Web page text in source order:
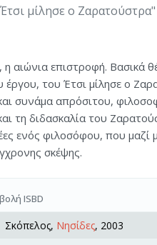
μίλησε ο Ζαρατούστρα"
επιστροφή. Βασικά
του Έτσι μίλησε ο
συνάμα απρόσιτου,
τη διδασκαλία του
ενός φιλοσόφου, που
σκέψης.
ISBD
Σκόπελος, Νησίδες, 2003